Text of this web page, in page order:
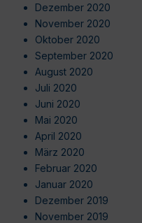
Dezember 2020
November 2020
Oktober 2020
September 2020
August 2020
Juli 2020
Juni 2020
Mai 2020
April 2020
März 2020
Februar 2020
Januar 2020
Dezember 2019
November 2019